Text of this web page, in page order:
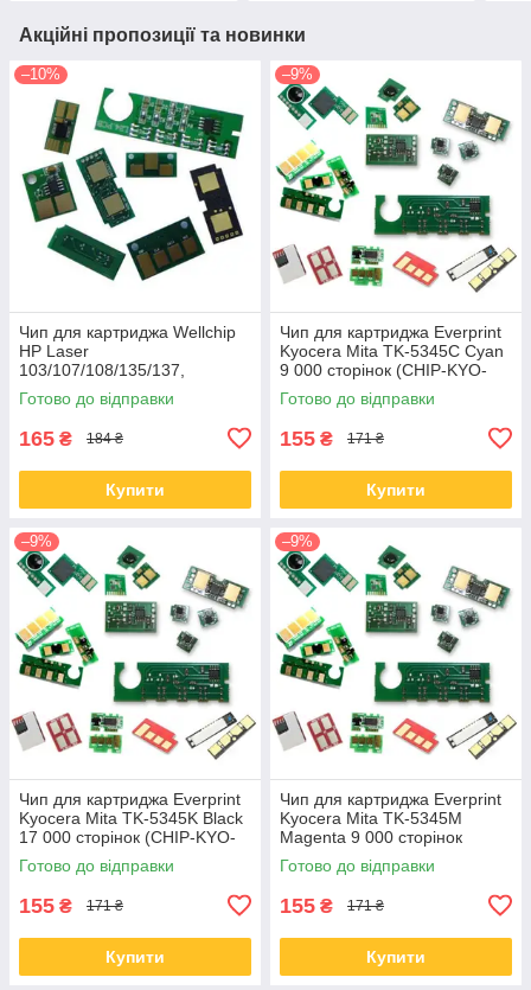
Акційні пропозиції та новинки
–10%
Чип для картриджа Wellchip
HP Laser
103/107/108/135/137,
W1106A, 1K (CHW1106A)
Готово до відправки
165 ₴ 184 ₴
Купити
–9%
Чип для картриджа Everprint
Kyocera Mita TK-5345C Cyan
9 000 сторінок (CHIP-KYO-
TK-5345C)
Готово до відправки
155 ₴ 171 ₴
Купити
–9%
Чип для картриджа Everprint
Kyocera Mita TK-5345K Black
17 000 сторінок (CHIP-KYO-
TK-5345K)
Готово до відправки
155 ₴ 171 ₴
Купити
–9%
Чип для картриджа Everprint
Kyocera Mita TK-5345M
Magenta 9 000 сторінок
(CHIP-KYO-TK-5345M)
Готово до відправки
155 ₴ 171 ₴
Купити